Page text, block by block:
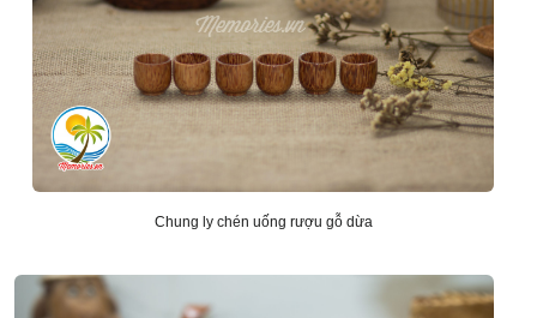
Chung ly chén uống rượu gỗ dừa